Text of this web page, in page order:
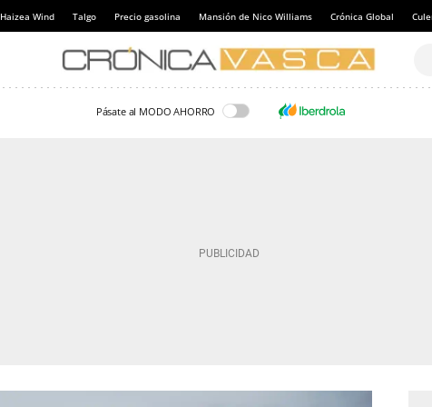
Haizea Wind Talgo Precio gasolina Mansión de Nico Williams Crónica Global
Pásate al MODO AHORRO